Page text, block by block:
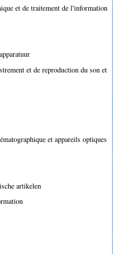
et de traitement de l'information
et de reproduction du son et
et appareils optiques
artikelen